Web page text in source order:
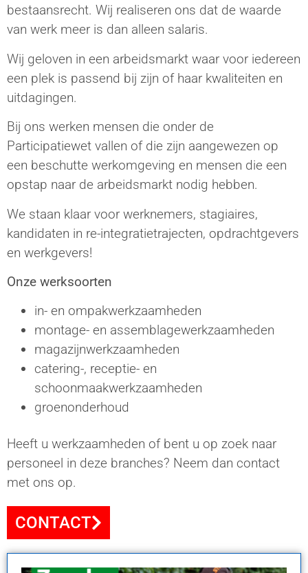
bestaansrecht. Wij realiseren ons dat de waarde
van werk meer is dan alleen salaris.
Wij geloven in een arbeidsmarkt waar voor iedereen
een plek is passend bij zijn of haar kwaliteiten en
uitdagingen.
Bij ons werken mensen die onder de
Participatiewet vallen of die zijn aangewezen op
een beschutte werkomgeving en mensen die een
opstap naar de arbeidsmarkt nodig hebben.
We staan klaar voor werknemers, stagiaires,
kandidaten in re-integratietrajecten, opdrachtgevers
en werkgevers!
Onze werksoorten
in- en ompakwerkzaamheden
montage- en assemblagewerkzaamheden
magazijnwerkzaamheden
catering-, receptie- en
schoonmaakwerkzaamheden
groenonderhoud
Heeft u werkzaamheden of bent u op zoek naar
personeel in deze branches? Neem dan contact
met ons op.
CONTACT